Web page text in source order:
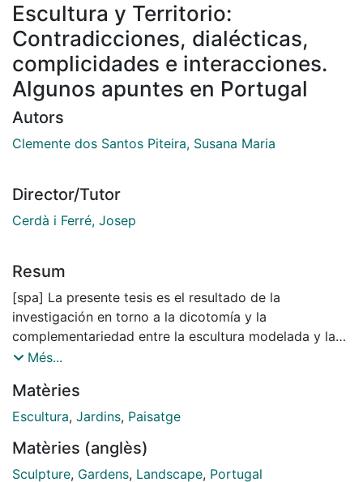
Escultura y Territorio:
Contradicciones, dialécticas,
complicidades e interacciones.
Algunos apuntes en Portugal
Autors
Clemente dos Santos Piteira, Susana Maria
Director/Tutor
Cerdà i Ferré, Josep
Resum
[spa] La presente tesis es el resultado de la
investigación en torno a la dicotomía y la
complementariedad entre la escultura modelada y la
escultura construida como instrumento para
contemporánea. El estudio se desarrolla a partir de los
conceptos de naturaleza, jardín, paisaje y territorio,
fundadas por los earthworks y por la land art,
cruzadas con la tradición de la escultura y del jardín,
Més...
Matèries
Escultura, Jardins, Paisatge
Matèries (anglès)
Sculpture, Gardens, Landscape, Portugal